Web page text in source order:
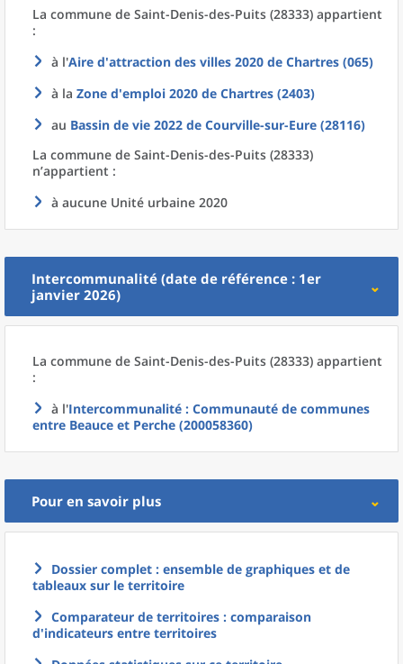
La commune de Saint-Denis-des-Puits (28333) appartient
:
à l'Aire d'attraction des villes 2020 de Chartres (065)
à la Zone d'emploi 2020 de Chartres (2403)
au Bassin de vie 2022 de Courville-sur-Eure (28116)
La commune de Saint-Denis-des-Puits (28333)
n’appartient :
à aucune Unité urbaine 2020
Intercommunalité (date de référence : 1er
janvier 2026)
La commune de Saint-Denis-des-Puits (28333) appartient
:
à l'Intercommunalité : Communauté de communes
entre Beauce et Perche (200058360)
Pour en savoir plus
Dossier complet : ensemble de graphiques et de
tableaux sur le territoire
Comparateur de territoires : comparaison
d'indicateurs entre territoires